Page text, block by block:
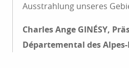
Ausstrahlung unseres
Charles Ange GINÉSY,
Départemental des